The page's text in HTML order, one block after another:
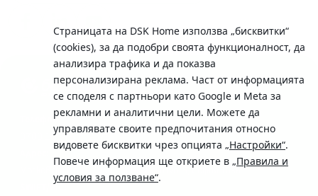
Страницата на DSK Home използва „бисквитки“
(cookies), за да подобри своята функционалност, да
анализира трафика и да показва
персонализирана реклама. Част от информацията
се споделя с партньори като Google и Meta за
рекламни и аналитични цели. Можете да
управлявате своите предпочитания относно
видовете бисквитки чрез опцията „Настройки“.
Повече информация ще откриете в „Правила и
условия за ползване“.
Телефон:
0700 10 375 / *2375
Московска No.19 / ул. Г. Бенковски No. 5, София 1036
SWIFT/BIC: